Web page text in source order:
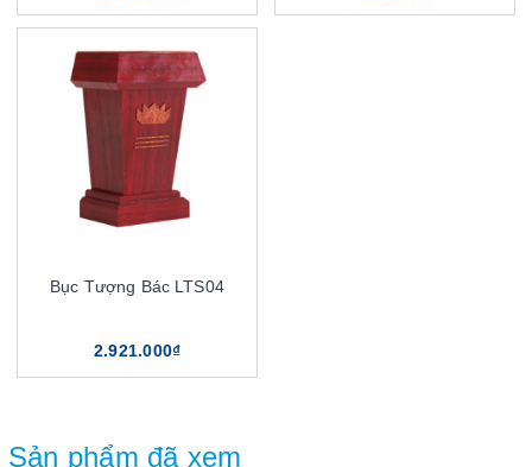
Bục Tượng Bác LTS04
2.921.000₫
Sản phẩm đã xem